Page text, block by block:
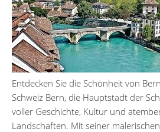
Entdecken Sie die Schönheit von
Schweiz Bern, die Hauptstadt der
voller Geschichte, Kultur und
Landschaften. Mit seiner